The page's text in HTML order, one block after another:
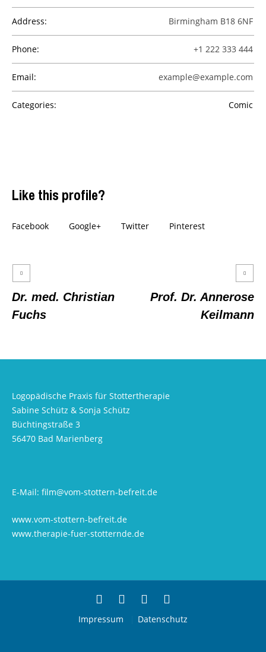
Address: Birmingham B18 6NF
Phone: +1 222 333 444
Email: example@example.com
Categories: Сomic
Like this profile?
Facebook Google+ Twitter Pinterest
Dr. med. Christian
Fuchs
Prof. Dr. Annerose
Keilmann
Logopädische Praxis für Stottertherapie
Sabine Schütz & Sonja Schütz
Büchtingstraße 3
56470 Bad Marienberg
E-Mail:film@vom-stottern-befreit.de
www.vom-stottern-befreit.de
www.therapie-fuer-stotternde.de
Impressum Datenschutz